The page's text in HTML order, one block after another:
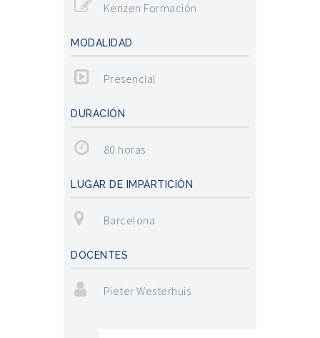
Kenzen Formación
MODALIDAD
Presencial
DURACIÓN
80 horas
LUGAR DE IMPARTICIÓN
Barcelona
DOCENTES
Pieter Westerhuis